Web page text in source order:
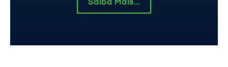
Saiba Mais...